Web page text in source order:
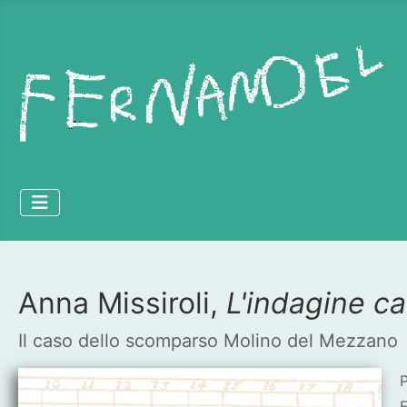
Dettagli
Anna Missiroli, L'indagine
Il caso dello scomparso Molino del Mezzano